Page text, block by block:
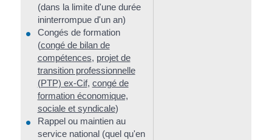
(dans la limite d'une durée
ininterrompue d'un an)
Congés de formation
(congé de bilan de
compétences, projet de
transition professionnelle
(PTP) ex-Cif, congé de
formation économique,
sociale et syndicale)
Rappel ou maintien au
service national (quel qu'en